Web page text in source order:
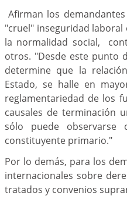
Afirman los
"cruel" inseguridad
la normalidad social,
otros. "Desde este punto
determine que la
Estado, se halle en
reglamentariedad de los
causales de terminación
sólo puede
constituyente primario."
Por lo demás, para los
internacionales sobre
tratados y convenios